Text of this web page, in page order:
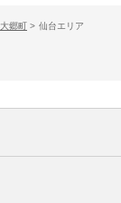
郷町 > 仙台エリア